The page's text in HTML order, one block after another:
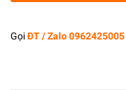
GọiĐT / Zalo 0962425005